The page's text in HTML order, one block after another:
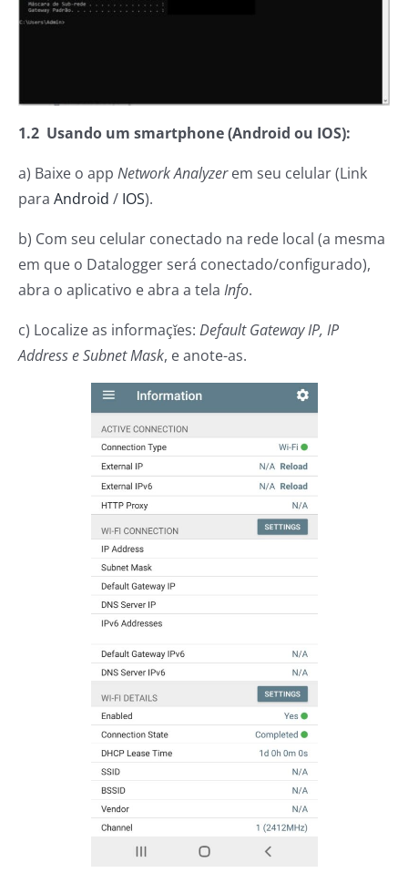
1.2 Usando um smartphone (Android ou IOS):
a) Baixe o app Network Analyzerem seu celular (Link
para Android / IOS).
b) Com seu celular conectado na rede local (a mesma
em que o Datalogger será conectado/configurado),
abra o aplicativo e abra a tela Info.
c) Localize as informaçǐes: Default Gateway IP, IP
Address e Subnet Mask, e anote-as.